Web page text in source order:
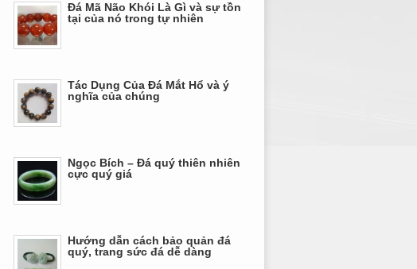
Đá Mã Não Khói Là Gì và sự tồn
tại của nó trong tự nhiên
Tác Dụng Của Đá Mắt Hổ và ý
nghĩa của chúng
Ngọc Bích – Đá quý thiên nhiên
cực quý giá
Hướng dẫn cách bảo quản đá
quý, trang sức đá dễ dàng